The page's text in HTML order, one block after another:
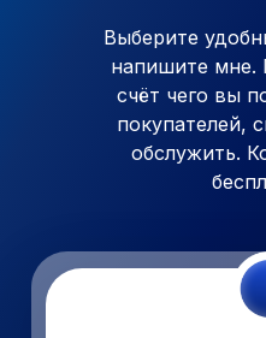
Выберите
напишите мне.
счёт чего вы
покупателей,
обслужить.